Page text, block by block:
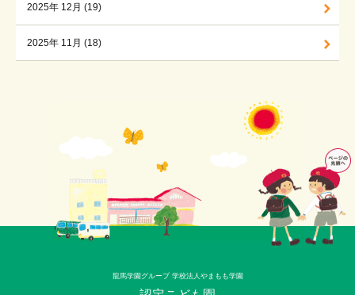
2025年 12月 (19)
2025年 11月 (18)
龍馬学園グループ 学校法人やまもも学園